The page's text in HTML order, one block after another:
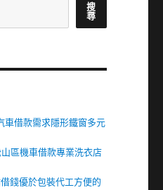
搜
尋
車借款需求隱形鐵窗多元
區機車借款專業洗衣店
錢優於包裝代工方便的